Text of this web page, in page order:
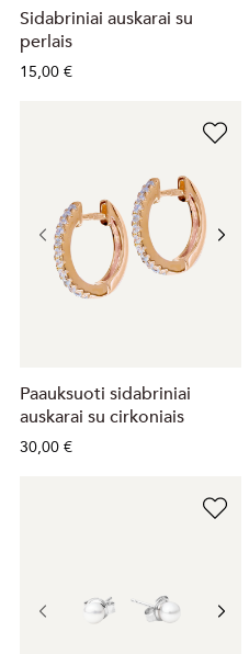
Sidabriniai auskarai su
perlais
15,00 €
Paauksuoti sidabriniai
auskarai su cirkoniais
30,00 €